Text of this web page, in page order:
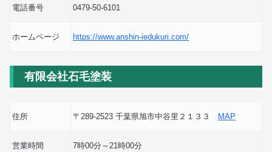
電話番号 0479-50-6101
ホームページ https://www.anshin-iedukuri.com/
有限会社石毛塗装
住所 〒289-2523 千葉県旭市中谷里２１３３ MAP
営業時間 7時00分～21時00分